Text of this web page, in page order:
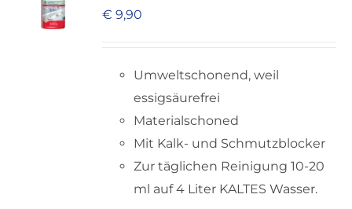
€ 9,90
Umweltschonend, weil
essigsäurefrei
Materialschoned
Mit Kalk- und Schmutzblocker
Zur täglichen Reinigung 10-20
ml auf 4 Liter KALTES Wasser.